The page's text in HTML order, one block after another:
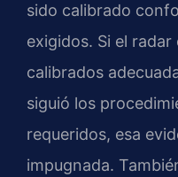
sido calibrado
exigidos. Si el radar
calibrados
siguió los
requeridos, esa
impugnada.